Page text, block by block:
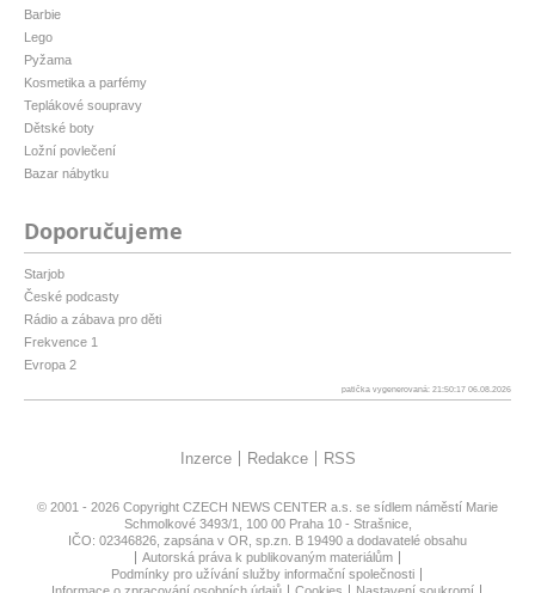
Barbie
Lego
Pyžama
Kosmetika a parfémy
Teplákové soupravy
Dětské boty
Ložní povlečení
Bazar nábytku
Doporučujeme
Starjob
České podcasty
Rádio a zábava pro děti
Frekvence 1
Evropa 2
patička vygenerovaná: 21:50:17 06.08.2026
Inzerce Redakce RSS
© 2001 - 2026 Copyright CZECH NEWS CENTER a.s. se sídlem náměstí Marie
Schmolkové 3493/1, 100 00 Praha 10 - Strašnice,
IČO: 02346826, zapsána v OR, sp.zn. B 19490 a dodavatelé obsahu
Autorská práva k publikovaným materiálům
Podmínky pro užívání služby informační společnosti